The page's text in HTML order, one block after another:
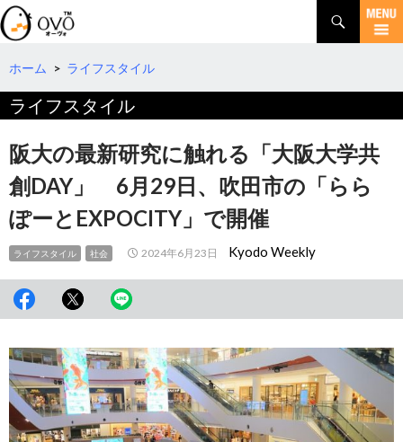
検
索
コ
テ
ツ
へ
移
動
ホーム > ライフスタイル
ライフスタイル
阪大の最新研究に触れる「大阪大学共
創DAY」 6月29日、吹田市の「らら
ぽーとEXPOCITY」で開催
ライフスタイル 社会 2024年6月23日 Kyodo Weekly